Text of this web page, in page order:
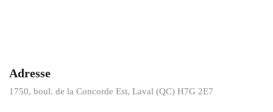
Adresse
1750, boul. de la Concorde Est, Laval (QC) H7G 2E7